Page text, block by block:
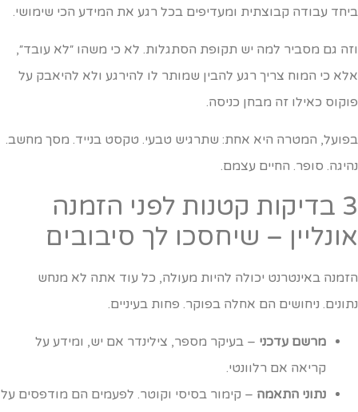
עבודה קבוצתית ומעדיפים בכל רגע את המידע הכי שימושי.
גם מסביר למה יש תקופת הסתגלות. לא כי משהו ״לא עובד״,
כי המוח צריך רגע להבין שמותר לו להירגע ולא להיאבק על
כאילו זה מבחן כניסה.
המטרה היא אחת: שתרגיש טבעי. טקסט בנייד. מסך מחשב.
סופר. החיים עצמם.
3 בדיקות קטנות לפני הזמנה
– שיחסכו לך סיבובים
באינטרנט יכולה להיות מעולה, כל עוד אתה לא מנחש
ניחושים הם אחלה בפוקר. פחות בעיניים.
מרשם עדכני– בעיקר מספר, צילינדר אם יש, ומידע על
קריאה אם רלוונטי.
נתוני התאמה– קימור בסיסי וקוטר. לפעמים הם מודפסים על